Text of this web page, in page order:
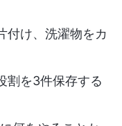
付け、洗濯物をカ
割を3件保存する